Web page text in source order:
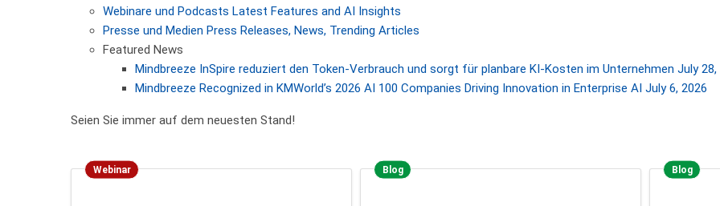
Webinare und Podcasts Latest Features and AI Insights
Presse und Medien Press Releases, News, Trending Articles
Featured News
Mindbreeze InSpire reduziert den Token-Verbrauch und sorgt für planbare KI-Kosten im Unternehmen July 28,
Mindbreeze Recognized in KMWorld’s 2026 AI 100 Companies Driving Innovation in Enterprise AI July 6, 2026
Seien Sie immer auf dem neuesten Stand!
Webinar Blog Blog